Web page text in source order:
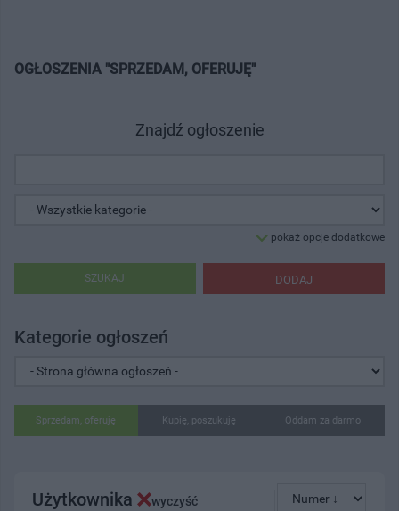
OGŁOSZENIA "SPRZEDAM, OFERUJĘ"
Znajdź ogłoszenie
pokaż opcje dodatkowe
DODAJ
SZUKAJ
Kategorie ogłoszeń
Sprzedam, oferuję Kupię, poszukuję Oddam za darmo
Użytkownika wyczyść